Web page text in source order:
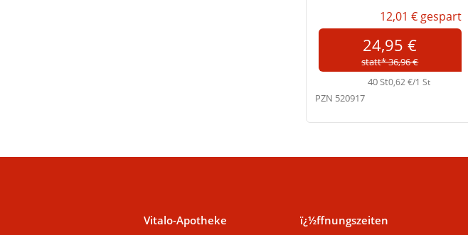
12,01 € gespart
24,95 €
statt* 36,96 €
40 St0,62 €/1 St
PZN 520917
Vitalo-Apotheke ï¿½ffnungszeiten